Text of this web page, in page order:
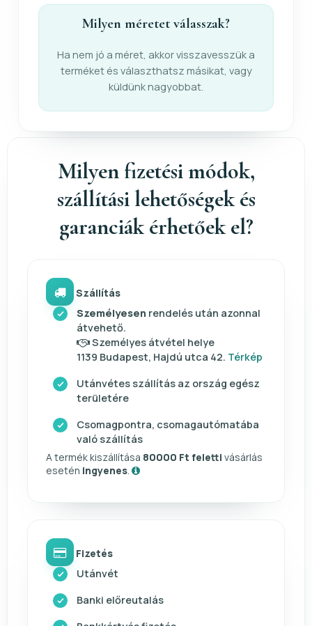
Milyen méretet válasszak?
Ha nem jó a méret, akkor visszavesszük a
terméket és választhatsz másikat, vagy
küldünk nagyobbat.
Milyen fizetési módok,
szállítási lehetőségek és
garanciák érhetőek el?
Szállítás
Személyesen rendelés után azonnal
átvehető.
Személyes átvétel helye
1139 Budapest, Hajdú utca 42. Térkép
Utánvétes szállítás az ország egész
területére
Csomagpontra, csomagautómatába
való szállítás
A termék kiszállítása 80000 Ft feletti vásárlás
esetén ingyenes.
Fizetés
Utánvét
Banki előreutalás